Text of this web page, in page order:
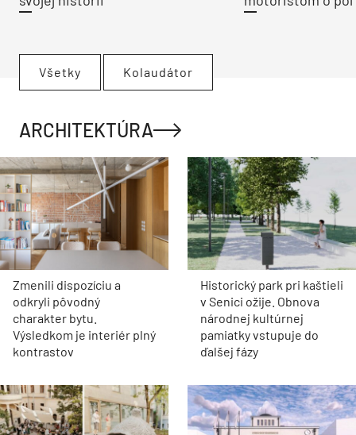
Všetky Kolaudátor
ARCHITEKTÚRA
Zmenili dispozíciu a
odkryli pôvodný
charakter bytu.
Výsledkom je interiér plný
kontrastov
Historický park pri kaštieli
v Senici ožije. Obnova
národnej kultúrnej
pamiatky vstupuje do
ďalšej fázy